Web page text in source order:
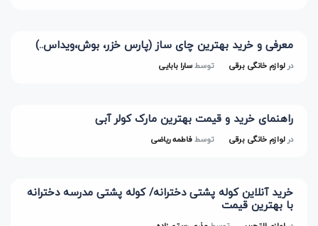
معرفی و خرید بهترین چای ساز (پارس خزر، بوش،ویداس..)
درلوازم خانگی برقی توسطسارا بابایی
راهنمای خرید و قیمت بهترین مارک کولر آبی
درلوازم خانگی برقی توسطفاطمه ریاضی
خرید آنلاین کوله پشتی دخترانه/ کوله پشتی مدرسه دخترانه
با بهترین قیمت